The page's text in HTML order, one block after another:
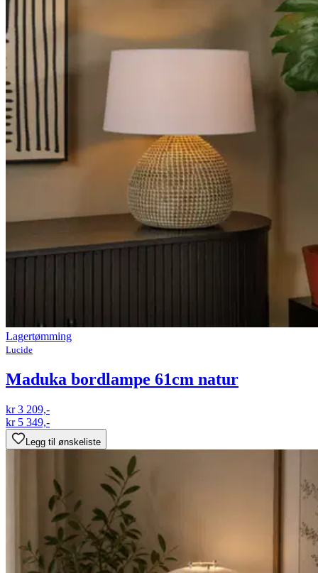
Lagertømming
Lucide
Maduka bordlampe 61cm natur
kr 3 209,-
kr 5 349,-
Legg til ønskeliste